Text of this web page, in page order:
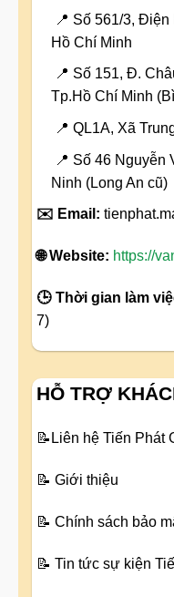
📍 Số 561/3,
Hồ Chí Minh
📍 Số 151, Đ.
Tp.Hồ Chí Minh
📍 QL1A, Xã
📍 Số 46 Nguyễn
Ninh (Long An cũ)
✉️ Email:
🌐 Website: https://
🕒 Thời gian làm
7)
HỖ TRỢ
📝 Liên hệ Tiến Phát
📝 Giới thiệu
📝 Chính sách bảo
📝 Tin tức sự kiện